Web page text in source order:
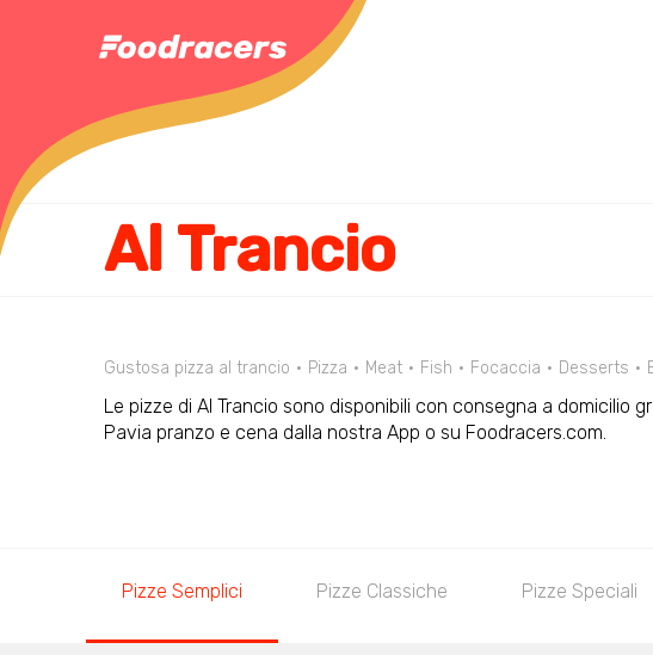
Al Trancio
Gustosa pizza al trancio Pizza Meat Fish Focaccia Desserts
Le pizze di Al Trancio sono disponibili con consegna a domicilio
Pavia pranzo e cena dalla nostra App o su Foodracers.com.
Pizze Semplici Pizze Classiche Pizze Speciali